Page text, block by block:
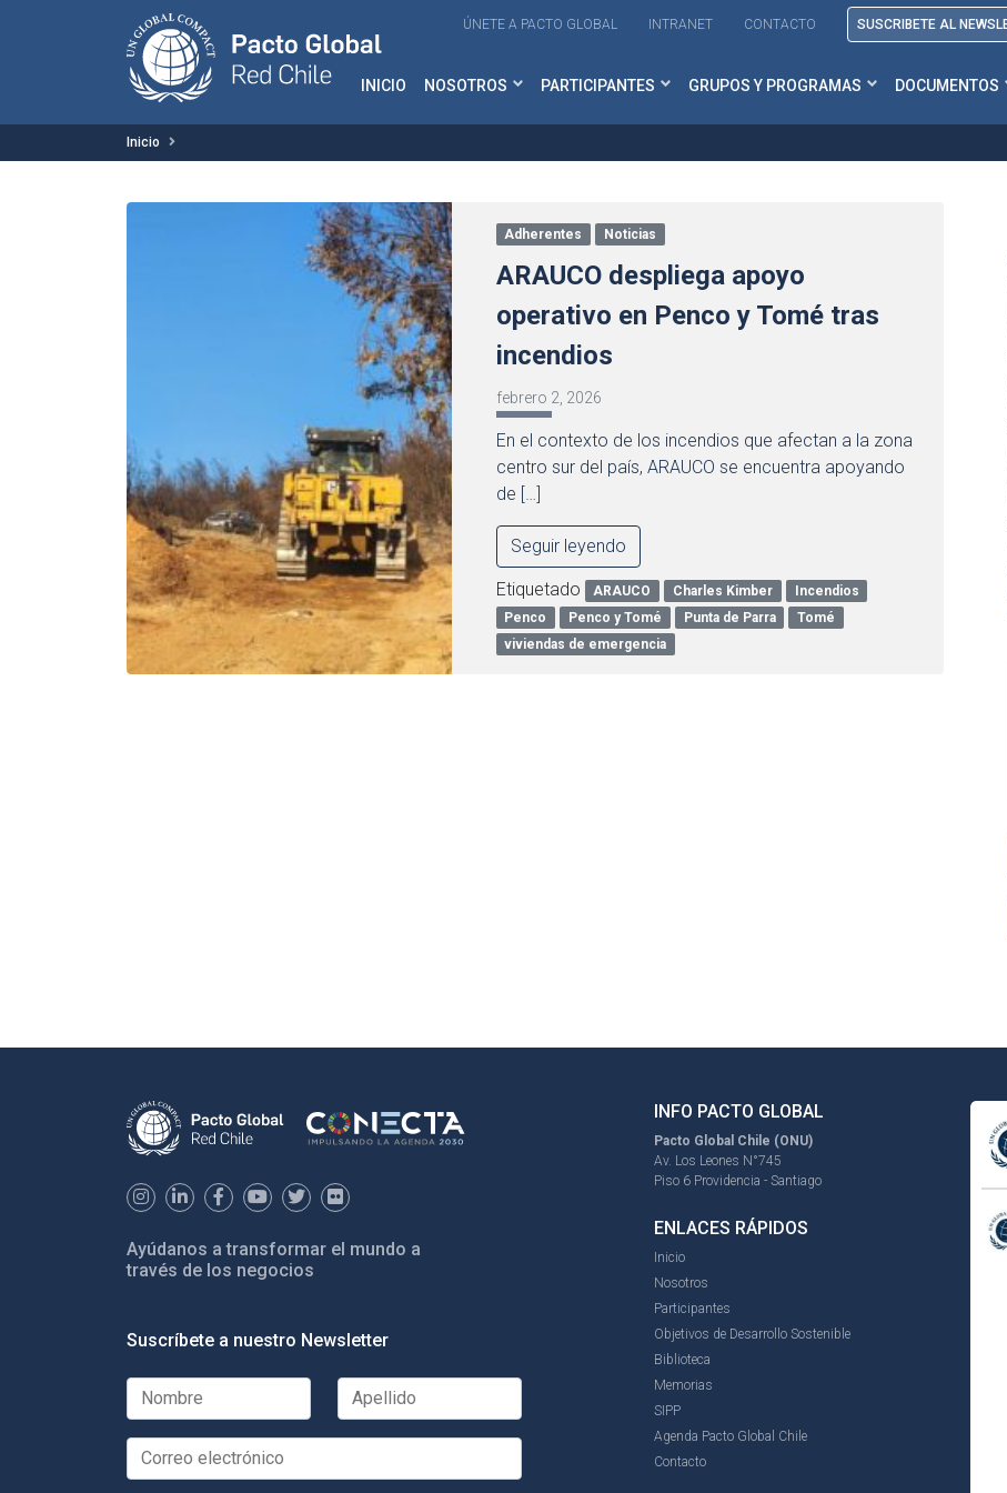
ÚNETE A PACTO GLOBAL INTRANET CONTACTO SUSCRIBETE AL
INICIO NOSOTROS PARTICIPANTES GRUPOS Y PROGRAMAS DOCUMENTOS
Inicio
Adherentes Noticias
ARAUCO despliega apoyo
operativo en Penco y Tomé tras
incendios
febrero 2, 2026
En el contexto de los incendios que afectan a la zona
centro sur del país, ARAUCO se encuentra apoyando
de […]
Seguir leyendo
Etiquetado ARAUCO Charles Kimber
Incendios
Penco
Penco y Tomé Punta de Parra
Tomé
viviendas de emergencia
Ayúdanos a transformar el mundo a
través de los negocios
Suscríbete a nuestro Newsletter
INFO PACTO GLOBAL
Pacto Global Chile (ONU)
Av. Los Leones N°745
Piso 6 Providencia - Santiago
ENLACES RÁPIDOS
Inicio
Nosotros
Participantes
Objetivos de Desarrollo Sostenible
Biblioteca
Memorias
SIPP
Agenda Pacto Global Chile
Contacto